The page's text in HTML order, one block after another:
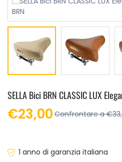
SELLA Bici BRN CLASSIC LUX
€23,00 Confrontare a
1 anno di garanzia italiana